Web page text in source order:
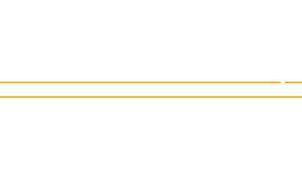
GP DI ISSUK-KUL. FUORI ZONA PUNTI IL